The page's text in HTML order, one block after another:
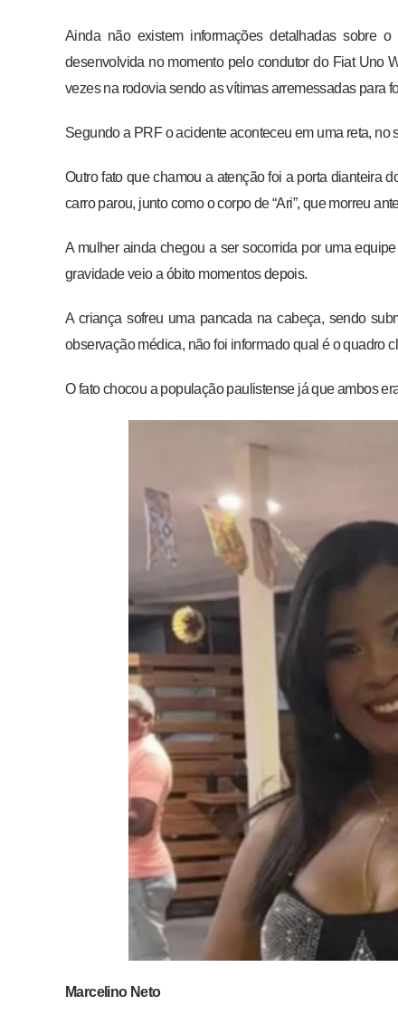
Ainda não existem informações detalhadas sobre
desenvolvida no momento pelo condutor do Fiat Uno
vezes na rodovia sendo as vítimas arremessadas para
Segundo a PRF o acidente aconteceu em uma reta, no
Outro fato que chamou a atenção foi a porta dianteira
carro parou, junto como o corpo de “Ari”, que morreu
A mulher ainda chegou a ser socorrida por uma
gravidade veio a óbito momentos depois.
A criança sofreu uma pancada na cabeça, sendo
observação médica, não foi informado qual é o quadro
O fato chocou a população paulistense já que ambos
Marcelino Neto